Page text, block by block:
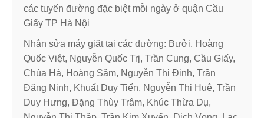
các tuyến đường đặc biệt mỗi ngày ở quận Cầu
Giấy TP Hà Nội
Nhận sửa máy giặt tại các đường: Bưởi, Hoàng
Quốc Việt, Nguyễn Quốc Trị, Trần Cung, Cầu Giấy,
Chùa Hà, Hoàng Sâm, Nguyễn Thị Định, Trần
Đăng Ninh, Khuất Duy Tiến, Nguyễn Thị Huệ, Trần
Duy Hưng, Đặng Thùy Trâm, Khúc Thừa Dụ,